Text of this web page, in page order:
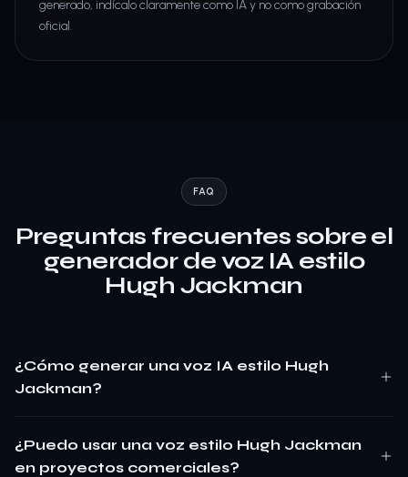
generado, indícalo claramente como IA y no como grabación
oficial.
FAQ
Preguntas frecuentes sobre el
generador de voz IA estilo
Hugh Jackman
¿Cómo generar una voz IA estilo Hugh
Jackman?
¿Puedo usar una voz estilo Hugh Jackman
en proyectos comerciales?